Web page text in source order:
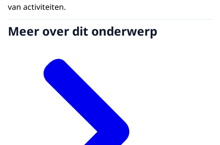
van activiteiten.
Meer over dit onderwerp